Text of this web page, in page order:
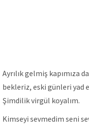
Ayrılık gelmiş kapımıza
bekleriz, eski günleri yad
Şimdilik virgül koyalım.
Kimseyi sevmedim seni